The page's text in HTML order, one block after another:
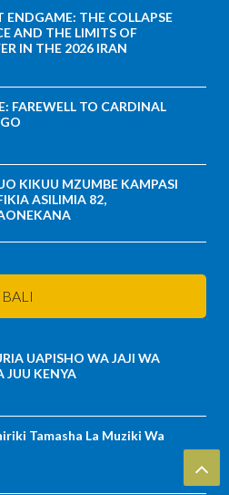
THE COLLAPSE
AND THE LIMITS OF
IN THE 2026 IRAN
FAREWELL TO CARDINAL
KIKUU MZUMBE KAMPASI
ASILIMIA 82,
UAPISHO WA JAJI WA
JUU KENYA
Tamasha La Muziki Wa